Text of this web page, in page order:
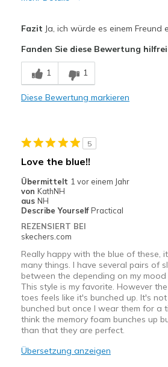
Geeignete Verwendung
Casual Wear
View On Shoes
Shoes are for
Fazit Ja, ich würde es einem Freund
Fanden Sie diese Bewertung
1 1
Diese Bewertung markieren
5
Love the blue!!
Übermittelt 1 vor einem Jahr
von KathNH
aus NH
Describe Yourself Practical
REZENSIERT BEI
skechers.com
Really happy with the blue of these,
many things. I have several pairs of
between the depending on my
This style is my favorite. However
toes feels like it's bunched up. It's
bunched but once I wear them for a
think the memory foam bunches up
than that they are perfect.
Übersetzung anzeigen